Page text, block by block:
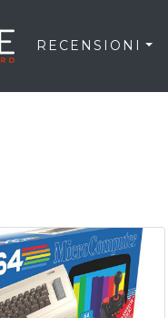
RECENSIONI